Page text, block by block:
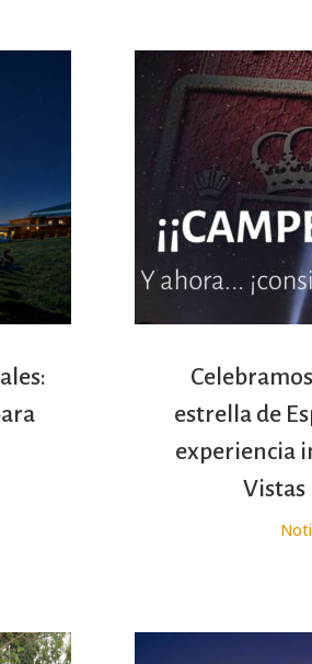
estrella de
experiencia
Vistas